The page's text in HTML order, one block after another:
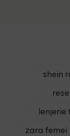
shein
lenjerie
zara femei